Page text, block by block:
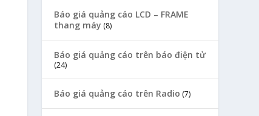
Báo giá quảng cáo LCD – FRAME
thang máy (8)
Báo giá quảng cáo trên báo điện tử
(24)
Báo giá quảng cáo trên Radio (7)